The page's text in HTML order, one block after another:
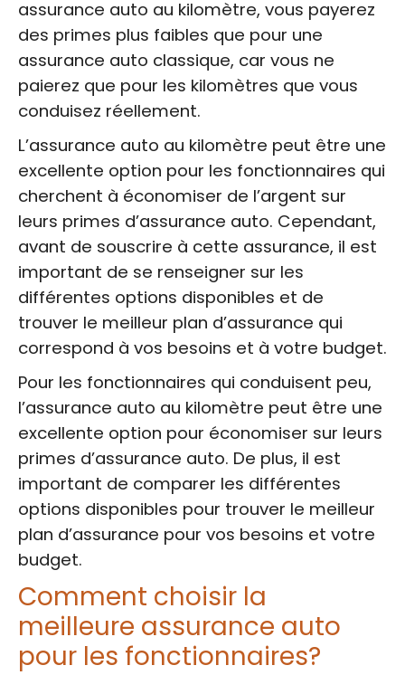
assurance auto au kilomètre, vous payerez
des primes plus faibles que pour une
assurance auto classique, car vous ne
paierez que pour les kilomètres que vous
conduisez réellement.
L’assurance auto au kilomètre peut être une
excellente option pour les fonctionnaires qui
cherchent à économiser de l’argent sur
leurs primes d’assurance auto. Cependant,
avant de souscrire à cette assurance, il est
important de se renseigner sur les
différentes options disponibles et de
trouver le meilleur plan d’assurance qui
correspond à vos besoins et à votre budget.
Pour les fonctionnaires qui conduisent peu,
l’assurance auto au kilomètre peut être une
excellente option pour économiser sur leurs
primes d’assurance auto. De plus, il est
important de comparer les différentes
options disponibles pour trouver le meilleur
plan d’assurance pour vos besoins et votre
budget.
Comment choisir la
meilleure assurance auto
pour les fonctionnaires?